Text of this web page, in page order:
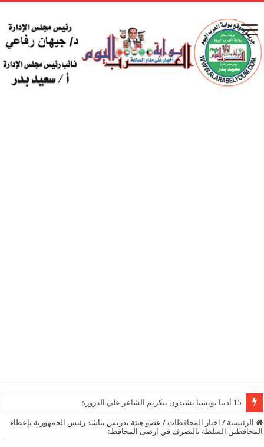
15 أديبا تونسيا يشيدون بتكريم الشاعر علي الدرورة
الرئيسية / اخبار المحافظات / عضو هيئة تدريس يناشد رئيس الجمهورية بإعطاء
المحافظين السلطة بالتصرف في ارضى المحافظة